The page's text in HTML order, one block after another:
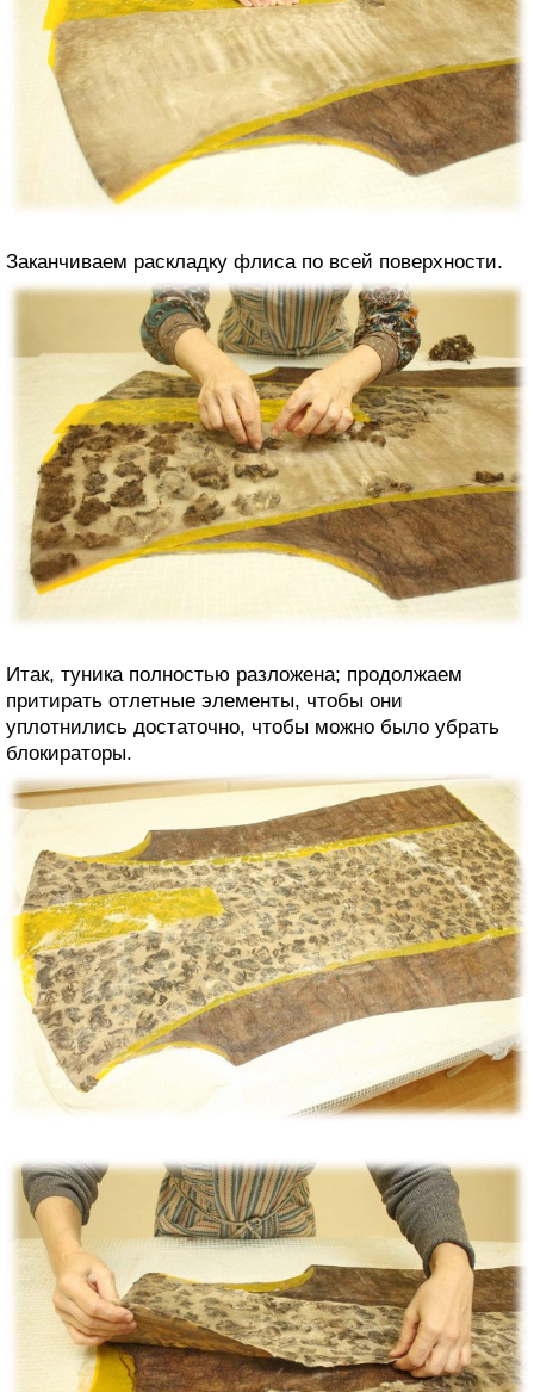
Заканчиваем раскладку флиса по всей поверхности.
Итак, туника полностью разложена; продолжаем
притирать отлетные элементы, чтобы они
уплотнились достаточно, чтобы можно было убрать
блокираторы.